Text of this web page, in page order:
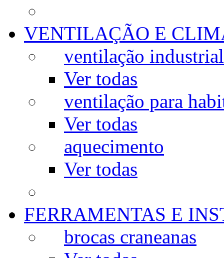
VENTILAÇÃO E
ventilação industrial
Ver todas
ventilação para
Ver todas
aquecimento
Ver todas
FERRAMENTAS E
brocas craneanas